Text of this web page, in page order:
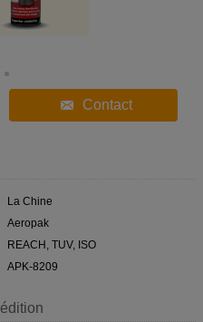
Contact
La Chine
Aeropak
REACH, TUV, ISO
APK-8209